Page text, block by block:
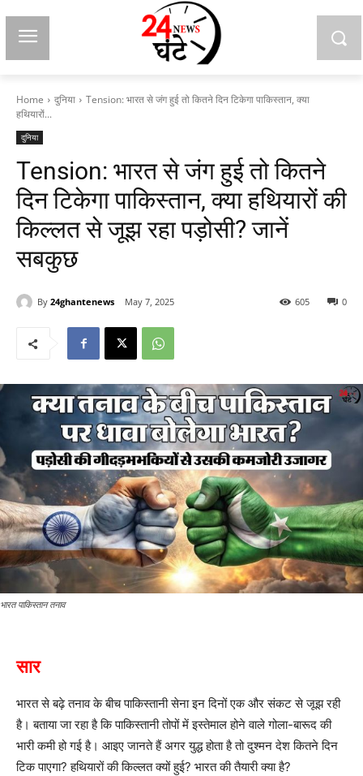
Home दुनिया
Tension: भारत से जंग हुई तो कितने दिन टिकेगा पाकिस्तान, क्या
हथियारों...
दुनिया
Tension: भारत से जंग हुई तो कितने
दिन टिकेगा पाकिस्तान, क्या हथियारों की
किल्लत से जूझ रहा पड़ोसी? जानें
सबकुछ
By 24ghantenews May 7, 2025 0
605
भारत पाकिस्तान तनाव
सार
भारत से बढ़े तनाव के बीच पाकिस्तानी सेना इन दिनों एक और संकट से जूझ रही
है। बताया जा रहा है कि पाकिस्तानी तोपों में इस्तेमाल होने वाले गोला-बारूद की
भारी कमी हो गई है। आइए जानते हैं अगर युद्ध होता है तो दुश्मन देश कितने दिन
टिक पाएगा? हथियारों की किल्लत क्यों हुई? भारत की तैयारी क्या है?